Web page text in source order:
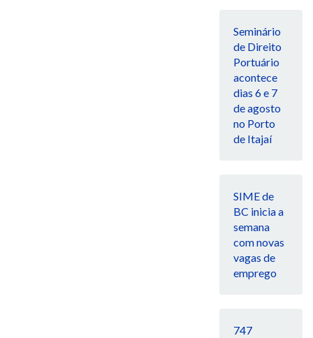
Seminário
de Direito
Portuário
acontece
dias 6 e 7
de agosto
no Porto
de Itajaí
SIME de
BC inicia a
semana
com novas
vagas de
emprego
747